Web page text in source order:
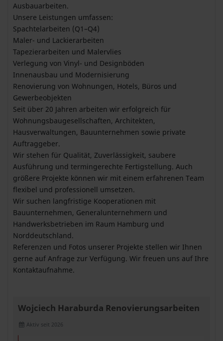
Ausbauarbeiten.
Unsere Leistungen umfassen:
Spachtelarbeiten (Q1–Q4)
Maler- und Lackierarbeiten
Tapezierarbeiten und Malervlies
Verlegung von Vinyl- und Designböden
Innenausbau und Modernisierung
Renovierung von Wohnungen, Hotels, Büros und
Gewerbeobjekten
Seit über 20 Jahren arbeiten wir erfolgreich für
Wohnungsbaugesellschaften, Architekten,
Hausverwaltungen, Bauunternehmen sowie private
Auftraggeber.
Wir stehen für Qualität, Zuverlässigkeit, saubere
Ausführung und termingerechte Fertigstellung. Auch
größere Projekte können wir mit einem erfahrenen Team
flexibel und professionell umsetzen.
Wir suchen langfristige Kooperationen mit
Bauunternehmen, Generalunternehmern und
Handwerksbetrieben im Raum Hamburg und
Norddeutschland.
Referenzen und Fotos unserer Projekte stellen wir Ihnen
gerne auf Anfrage zur Verfügung. Wir freuen uns auf Ihre
Kontaktaufnahme.
Wojciech Haraburda Renovierungsarbeiten
Aktiv seit 2026